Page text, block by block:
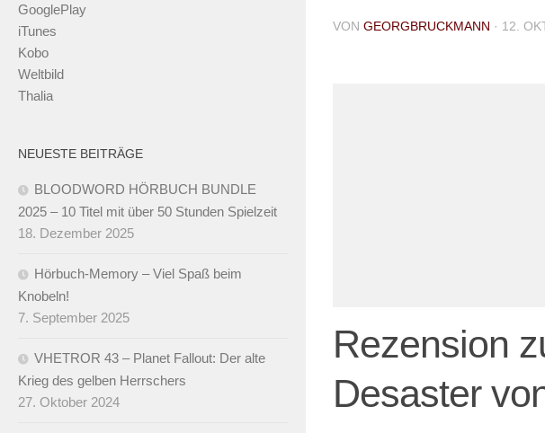
VON GEORGBRUCKMANN · 12.
Rezension
Desaster
GooglePlay
iTunes
Kobo
Weltbild
Thalia
NEUESTE BEITRÄGE
BLOODWORD HÖRBUCH BUNDLE
2025 – 10 Titel mit über 50 Stunden Spielzeit
18. Dezember 2025
Hörbuch-Memory – Viel Spaß beim
Knobeln!
7. September 2025
VHETROR 43 – Planet Fallout: Der alte
Krieg des gelben Herrschers
27. Oktober 2024